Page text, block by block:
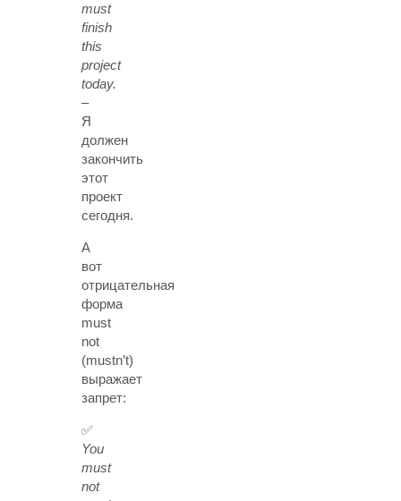
must
finish
this
project
today.
–
Я
должен
закончить
этот
проект
сегодня.
А
вот
отрицательная
форма
must
not
(mustn’t)
выражает
запрет:
✅
You
must
not